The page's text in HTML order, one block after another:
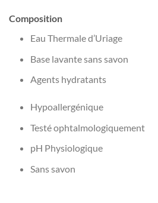
Composition
Eau Thermale d’Uriage
Base lavante sans savon
Agents hydratants
Hypoallergénique
Testé ophtalmologiquement
pH Physiologique
Sans savon